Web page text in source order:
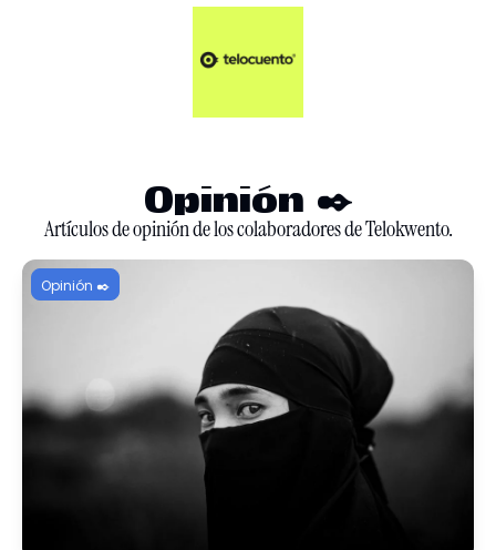
Artículos 📑
Plus 💎
Entretenimiento🥤
Opinión ✒️
Artículos de opinión de los colaboradores de Telokwento.
Opinión ✒️